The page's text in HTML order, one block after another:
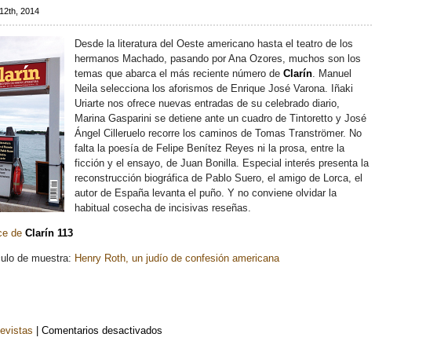
2014
Desde la literatura del Oeste americano hasta el teatro de los
hermanos Machado, pasando por Ana Ozores, muchos son los
temas que abarca el más reciente número de Clarín . Manuel
Neila selecciona los aforismos de Enrique José Varona. Iñaki
Uriarte nos ofrece nuevas entradas de su celebrado diario,
Marina Gasparini se detiene ante un cuadro de Tintoretto y José
Ángel Cilleruelo recorre los caminos de Tomas Tranströmer. No
falta la poesía de Felipe Benítez Reyes ni la prosa, entre la
ficción y el ensayo, de Juan Bonilla. Especial interés presenta la
reconstrucción biográfica de Pablo Suero, el amigo de Lorca, el
autor de España levanta el puño. Y no conviene olvidar la
habitual cosecha de incisivas reseñas.
de Clarín 113
de muestra: Henry Roth, un judío de confesión americana
| Comentarios desactivados